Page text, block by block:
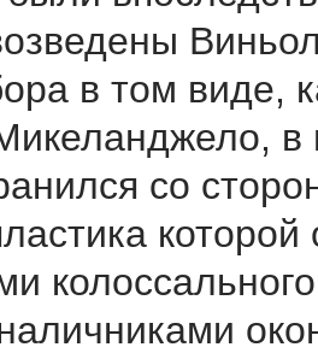
в том виде,
со
которой